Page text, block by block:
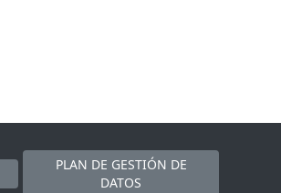
PLAN DE GESTIÓN DE
DATOS